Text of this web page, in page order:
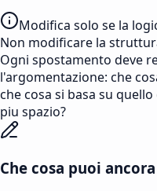
Modifica solo se la
Non modificare la
Ogni spostamento deve
l'argomentazione: che
che cosa si basa su
piu spazio?
Che cosa puoi